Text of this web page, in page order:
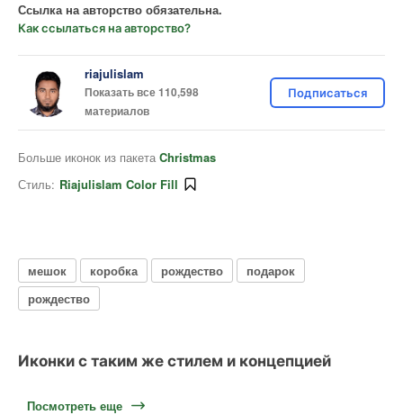
Ссылка на авторство обязательна.
Как ссылаться на авторство?
riajulislam
Показать все 110,598
материалов
Подписаться
Больше иконок из пакета Christmas
Стиль: Riajulislam Color Fill
мешок коробка рождество
подарок
рождество
Иконки с таким же стилем и концепцией
Посмотреть еще